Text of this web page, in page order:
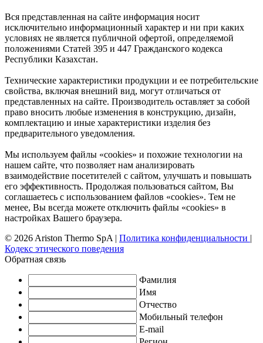
Вся представленная на сайте информация носит
исключительно информационный характер и ни при каких
условиях не является публичной офертой, определяемой
положениями Статей 395 и 447 Гражданского кодекса
Республики Казахстан.
Технические характеристики продукции и ее потребительские
свойства, включая внешний вид, могут отличаться от
представленных на сайте. Производитель оставляет за собой
право вносить любые изменения в конструкцию, дизайн,
комплектацию и иные характеристики изделия без
предварительного уведомления.
Мы используем файлы «cookies» и похожие технологии на
нашем сайте, что позволяет нам анализировать
взаимодействие посетителей с сайтом, улучшать и повышать
его эффективность. Продолжая пользоваться сайтом, Вы
соглашаетесь с использованием файлов «cookies». Тем не
менее, Вы всегда можете отключить файлы «cookies» в
настройках Вашего браузера.
© 2026 Ariston Thermo SpA | Политика конфиденциальности |
Кодекс этического поведения
Обратная связь
Фамилия
Имя
Отчество
Мобильный телефон
E-mail